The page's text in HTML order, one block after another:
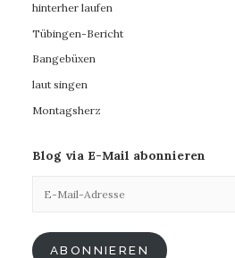
hinterher laufen
Tübingen-Bericht
Bangebüxen
laut singen
Montagsherz
Blog via E-Mail abonnieren
Mail-
ABONNIEREN